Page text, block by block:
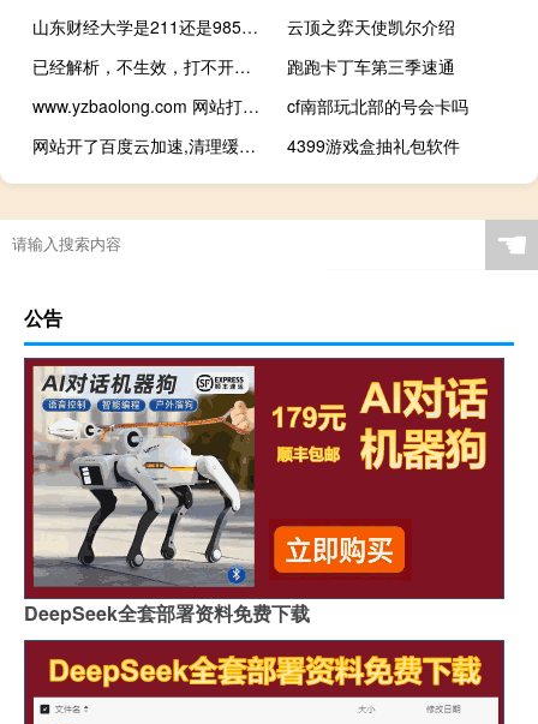
山东财经大学是211还是985（山东财经大学是几本）
云顶之弈天使凯尔介绍
已经解析，不生效，打不开网站
跑跑卡丁车第三季速通
www.yzbaolong.com 网站打不开
cf南部玩北部的号会卡吗
网站开了百度云加速,清理缓存出现错误
4399游戏盒抽礼包软件
☚
公告
DeepSeek全套部署资料免费下载